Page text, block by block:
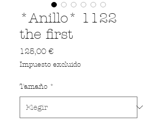
*Anillo* 1122
the first
125,00 €Precio
Impuesto excluido
Tamaño *